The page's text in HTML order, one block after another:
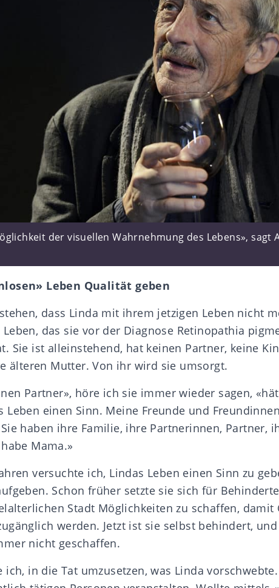
der visuellen Wahrnehmung des Lebens», sagt
Leben Qualität geben
dass Linda mit ihrem jetzigen Leben nicht
Leben, das sie vor der Diagnose Retinopathia
Sie ist alleinstehend, hat keinen Partner, keine
älteren Mutter. Von ihr wird sie umsorgt.
Partner», höre ich sie immer wieder sagen,
Leben einen Sinn. Meine Freunde und
haben ihre Familie, ihre Partnerinnen, Partner,
Mama.»
versuchte ich, Lindas Leben einen Sinn zu
Schon früher setzte sie sich für
Stadt Möglichkeiten zu schaffen, damit
werden. Jetzt ist sie selbst behindert,
nicht geschaffen.
ich, in die Tat umzusetzen, was Linda